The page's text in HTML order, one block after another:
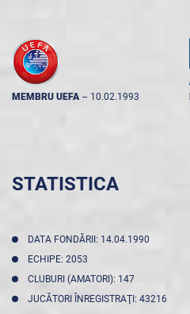
MEMBRU UEFA -- 10.02.1993
STATISTICA
DATA FONDĂRII: 14.04.1990
ECHIPE: 2053
CLUBURI (AMATORI): 147
JUCĂTORI ÎNREGISTRAŢI: 43216